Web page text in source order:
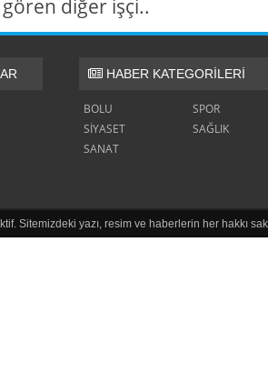
diğer işçi..
HABER KATEGORİLERİ
BOLU
SPOR
SİYASET
SAĞLIK
SANAT
Sitemizdeki yazı, resim ve haberlerin her hakkı